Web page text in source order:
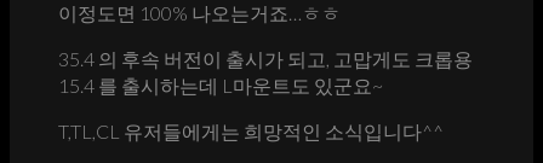
이정도면 100% 나오는거죠…ㅎㅎ
35.4 의 후속 버전이 출시가 되고, 고맙게도 크롭용
15.4 를 출시하는데 L마운트도 있군요~
T,TL,CL 유저들에게는 희망적인 소식입니다^^